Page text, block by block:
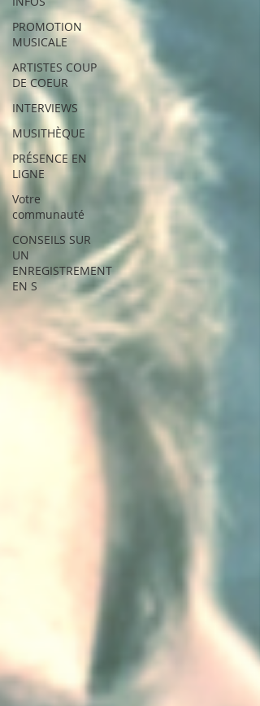
PROMOTION
MUSICALE
ARTISTES COUP
DE COEUR
INTERVIEWS
MUSITHÈQUE
PRÉSENCE EN
LIGNE
Votre
communauté
CONSEILS SUR
UN
ENREGISTREMENT
EN S